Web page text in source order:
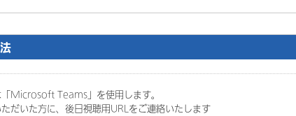
Microsoft Teams」を使用します。
だいた方に、後日視聴用URLをご連絡いたします